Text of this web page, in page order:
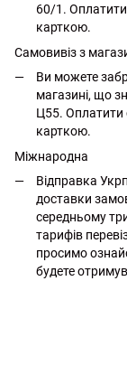
60/1.
карткою.
Самовивіз з
Ви можете
магазині, що
Ц55. Оплатити
карткою.
Міжнародна
Відправка
доставки
середньому
тарифів
просимо
будете